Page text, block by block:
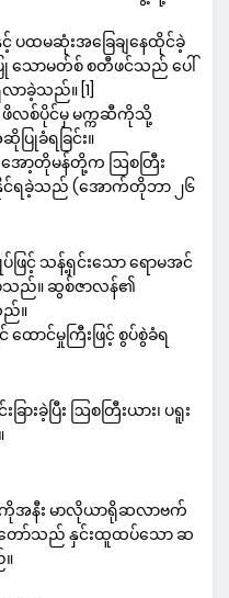
င့် ပထမဆုံးအခြေချနေထိုင်ခဲ့
ြု သောမတ်စ် စတီဖင်သည် ပေါ်
ခဲ့သည်။ [1]
ဖိလစ်ပိုင်မှ မက္ကဆီကိုသို့
ြုခံရခြင်း။
ော့တိုမန်တို့က ဩစတြီး
နိုင်ရခဲ့သည် (အောက်တိုဘာ ၂၆
ဖြင့် သန့်ရှင်းသော ရောမအင်
သည်။ ဆွစ်ဇာလန်၏
။
ာင်မှုကြီးဖြင့် စွပ်စွဲခံရ
းခဲ့ပြီး ဩစတြီးယား၊ ပရူး
စကိုအနီး မာလိုယာရိုဆလာဗက်
မတော်သည် နှင်းထူထပ်သော ဆ